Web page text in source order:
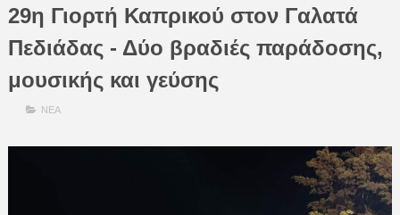
29η Γιορτή Καπρικού στον Γαλατά
Πεδιάδας - Δύο βραδιές παράδοσης,
μουσικής και γεύσης
ΝΕΑ